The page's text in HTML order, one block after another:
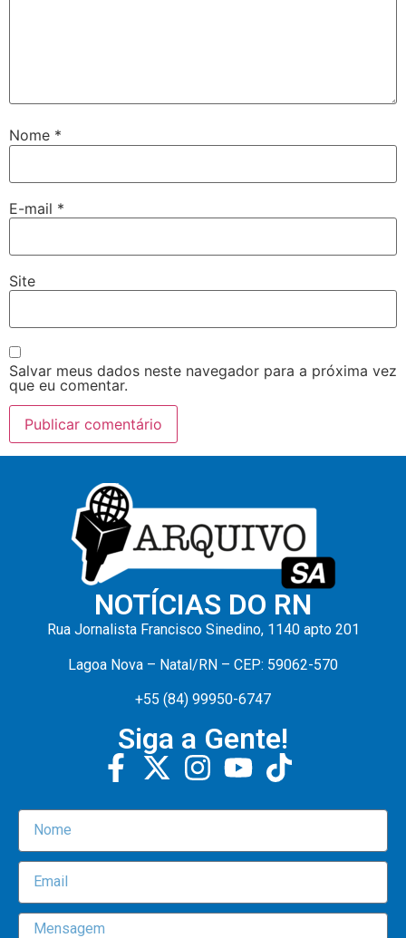
Nome *
E-mail *
Site
Salvar meus dados neste navegador para a próxima vez
que eu comentar.
NOTÍCIAS DO RN
Rua Jornalista Francisco Sinedino, 1140 apto 201
Lagoa Nova – Natal/RN – CEP: 59062-570
+55 (84) 99950-6747
Siga a Gente!